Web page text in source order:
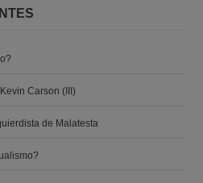
Carson (III)
de Malatesta